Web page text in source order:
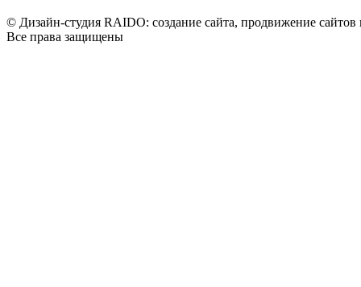
© Дизайн-студия RAIDO: создание сайта, продвижение сайтов
Все права защищены